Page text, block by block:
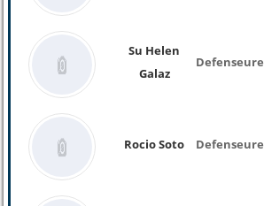
Su Helen
Galaz
Defenseure
Rocio Soto Defenseure